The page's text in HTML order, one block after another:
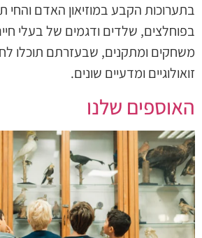
בתערוכות הקבע במוזיאון האדם והחי
בפוחלצים, שלדים ודגמים של בעלי
משחקים ומתקנים, שבעזרתם תוכלו
זואולוגיים ומדעיים שונים.
האוספים שלנו